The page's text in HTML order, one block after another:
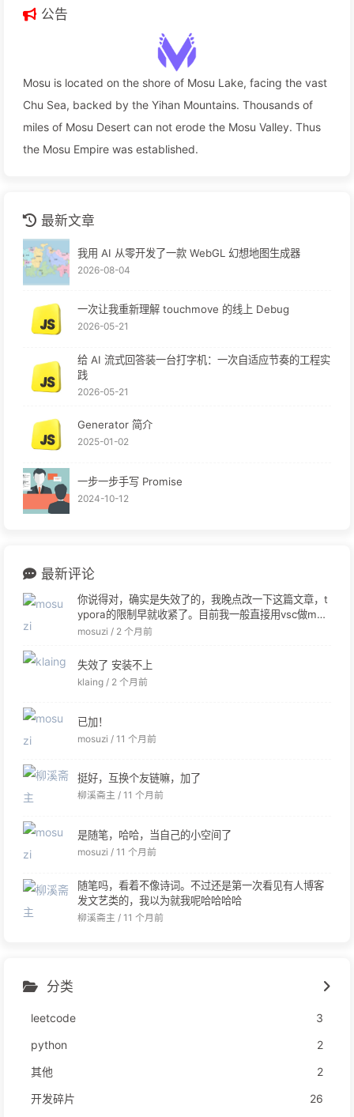
公告
Mosu is located on the shore of Mosu Lake, facing the vast
Chu Sea, backed by the Yihan Mountains. Thousands of
miles of Mosu Desert can not erode the Mosu Valley. Thus
the Mosu Empire was established.
最新文章
我用 AI 从零开发了一款 WebGL 幻想地图生成器
2026-08-04
一次让我重新理解 touchmove 的线上 Debug
2026-05-21
给 AI 流式回答装一台打字机：一次自适应节奏的工程实
践
2026-05-21
Generator 简介
2025-01-02
一步一步手写 Promise
2024-10-12
最新评论
你说得对，确实是失效了的，我晚点改一下这篇文章，t
ypora的限制早就收紧了。目前我一般直接用vsc做md
编辑器。
mosuzi / 2 个月前
失效了 安装不上
klaing / 2 个月前
已加！
mosuzi / 11 个月前
挺好，互换个友链嘛，加了
柳溪斋主 / 11 个月前
是随笔，哈哈，当自己的小空间了
mosuzi / 11 个月前
随笔吗，看着不像诗词。不过还是第一次看见有人博客
发文艺类的，我以为就我呢哈哈哈哈
柳溪斋主 / 11 个月前
分类
leetcode
3
python
2
其他
2
开发碎片
26